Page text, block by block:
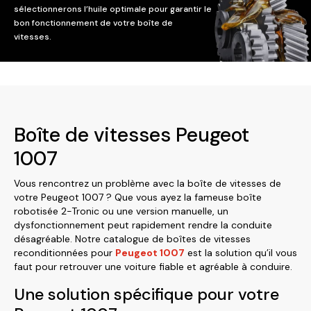
sélectionnerons l’huile optimale pour garantir le
bon fonctionnement de votre boîte de
vitesses.
Boîte de vitesses Peugeot
1007
Vous rencontrez un problème avec la boîte de vitesses de
votre Peugeot 1007 ? Que vous ayez la fameuse boîte
robotisée 2-Tronic ou une version manuelle, un
dysfonctionnement peut rapidement rendre la conduite
désagréable. Notre catalogue de boîtes de vitesses
reconditionnées pour Peugeot 1007 est la solution qu’il vous
faut pour retrouver une voiture fiable et agréable à conduire.
Une solution spécifique pour votre